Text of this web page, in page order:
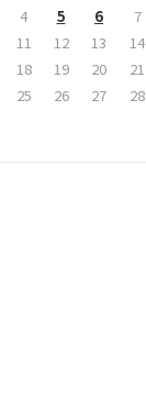
4 5 6 7
11 12 13 14
18 19 20 21
25 26 27 28